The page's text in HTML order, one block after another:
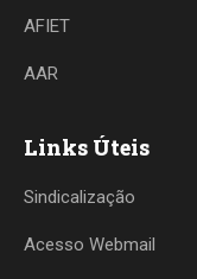
AFIET
AAR
Links Úteis
Sindicalização
Acesso Webmail